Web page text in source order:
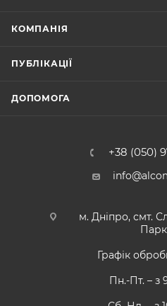
КОМПАНІЯ
ПУБЛІКАЦІЇ
ДОПОМОГА
+38 (050)
м. Дніпро, смт.
Графік
Пн.-Пт. – з